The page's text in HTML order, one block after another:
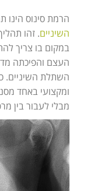
הרמת סינוס הינו
השיניים. זהו
במקום בו צריך
העצם והפיכתה
השתלת השיניים.
ומקצועי באחד
מבלי לעבור בין